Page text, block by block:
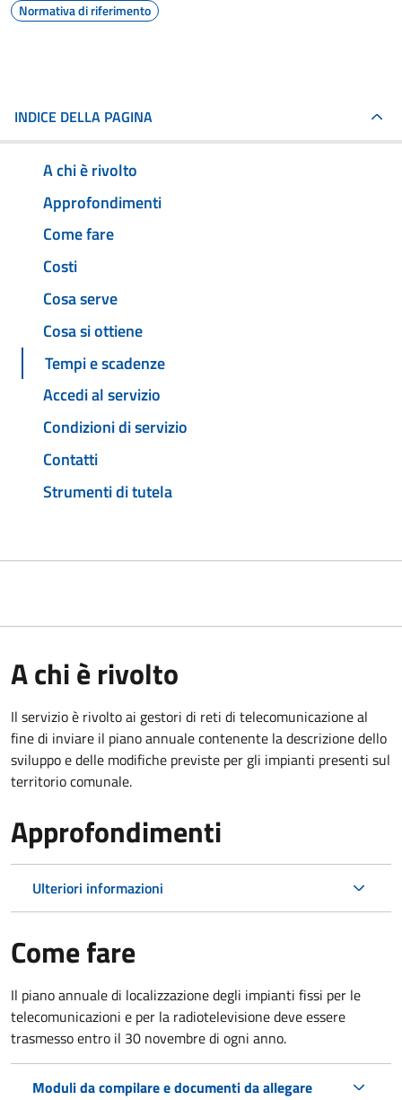
Normativa di riferimento
INDICE DELLA PAGINA
A chi è rivolto
Approfondimenti
Come fare
Costi
Cosa serve
Cosa si ottiene
Tempi e scadenze
Accedi al servizio
Condizioni di servizio
Contatti
Strumenti di tutela
A chi è rivolto
Il servizio è rivolto ai gestori di reti di telecomunicazione al
fine di inviare il piano annuale contenente la descrizione dello
sviluppo e delle modifiche previste per gli impianti presenti sul
territorio comunale.
Approfondimenti
Ulteriori informazioni
Come fare
Il piano annuale di localizzazione degli impianti fissi per le
telecomunicazioni e per la radiotelevisione deve essere
trasmesso entro il 30 novembre di ogni anno.
Moduli da compilare e documenti da allegare